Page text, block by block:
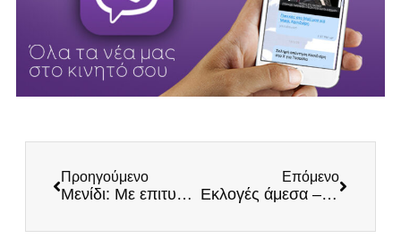
Προηγούμενο
Μενίδι: Με επιτυχία πραγματοποιήθηκε η πρώτη παρουσίαση βιβλίου του Ηλία Κασιδιάρη
Επόμενο
Εκλογές άμεσα – Ο Μητσοτάκης δεν μπορεί να σταθεί στο ύψος των απαιτήσεων